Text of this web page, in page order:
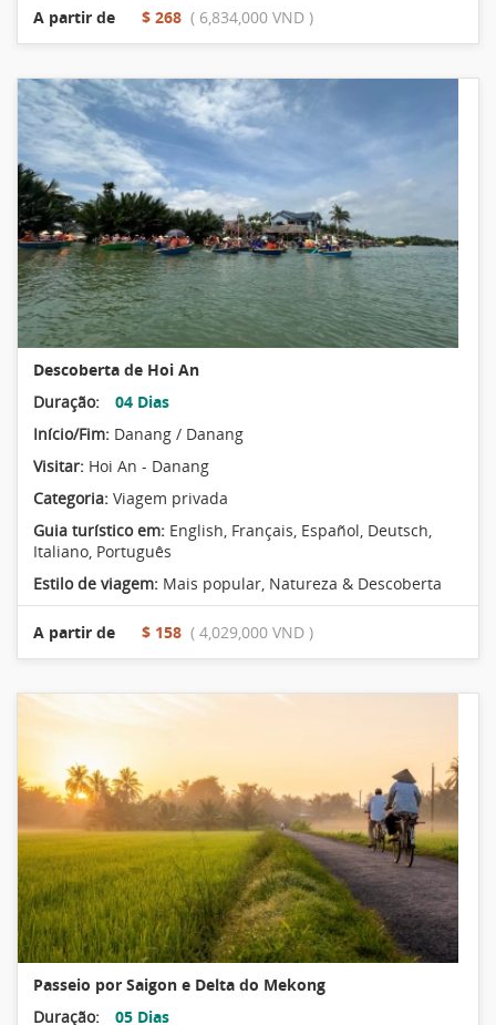
A partir de $ 268 ( 6,834,000 VND )
Descoberta de Hoi An
Duração:
04 Dias
Início/Fim: Danang / Danang
Visitar: Hoi An - Danang
Categoria: Viagem privada
Guia turístico em: English, Français, Español, Deutsch,
Italiano, Português
Estilo de viagem: Mais popular, Natureza & Descoberta
A partir de $ 158 ( 4,029,000 VND )
Passeio por Saigon e Delta do Mekong
Duração:
05 Dias